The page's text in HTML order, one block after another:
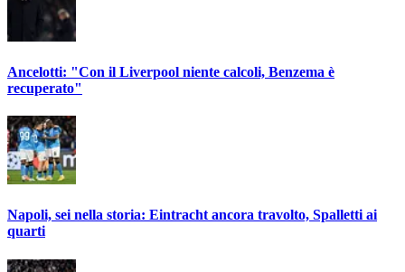
Ancelotti: "Con il Liverpool niente calcoli, Benzema è
recuperato"
Napoli, sei nella storia: Eintracht ancora travolto, Spalletti ai
quarti